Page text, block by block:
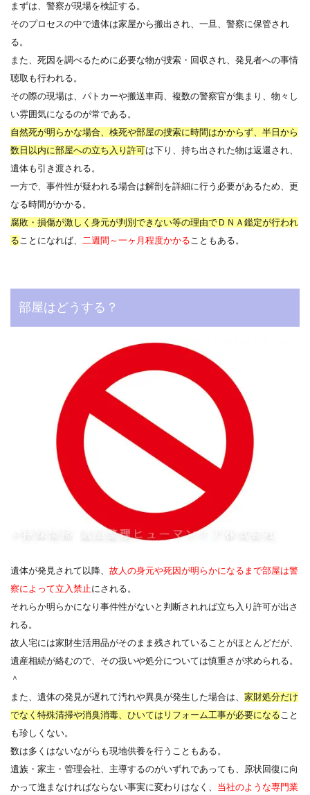
まずは、警察が現場を検証する。
そのプロセスの中で遺体は家屋から搬出され、一旦、警察に保管され
る。
また、死因を調べるために必要な物が捜索・回収され、発見者への事情
聴取も行われる。
その際の現場は、パトカーや搬送車両、複数の警察官が集まり、物々し
い雰囲気になるのが常である。
自然死が明らかな場合、検死や部屋の捜索に時間はかからず、半日から
数日以内に部屋への立ち入り許可は下り、持ち出された物は返還され、
遺体も引き渡される。
一方で、事件性が疑われる場合は解剖を詳細に行う必要があるため、更
なる時間がかかる。
腐敗・損傷が激しく身元が判別できない等の理由でＤＮＡ鑑定が行われ
る ことになれば、 二週間～一ヶ月程度かかる こともある。
部屋はどうする？
遺体が発見されて以降、 故人の身元や死因が明らかになるまで部屋は警
察によって立入禁止にされる。
それらか明らかになり事件性がないと判断されれば立ち入り許可が出さ
れる。
故人宅には家財生活用品がそのまま残されていることがほとんどだが、
遺産相続が絡むので、その扱いや処分については慎重さが求められる。
＾
また、遺体の発見が遅れて汚れや異臭が発生した場合は、 家財処分だけ
でなく特殊清掃や消臭消毒、ひいてはリフォーム工事が必要になること
も珍しくない。
数は多くはないながらも現地供養を行うこともある。
遺族・家主・管理会社、主導するのがいずれであっても、原状回復に向
かって進まなければならない事実に変わりはなく、 当社のような専門業